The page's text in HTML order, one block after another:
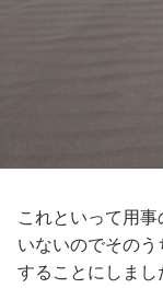
これといって用
いないのでその
することにしまし